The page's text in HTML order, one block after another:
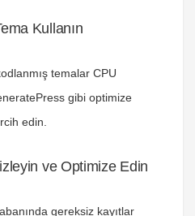
Kullanın
temalar CPU
gibi optimize
edin.
ve Optimize Edin
gereksiz kayıtlar